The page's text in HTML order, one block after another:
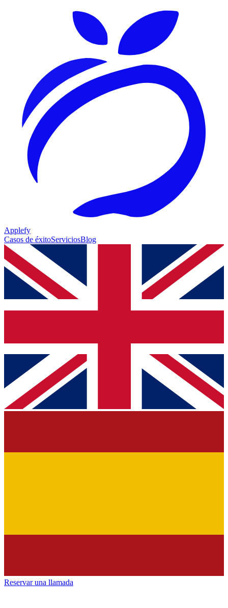
Applefy
Casos de éxitoServiciosBlog
Reservar una llamada